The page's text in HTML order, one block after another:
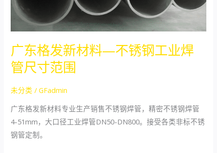
广东格发新材料—不锈钢工业焊
管尺寸范围
未分类 /GFadmin
广东格发新材料专业生产销售不锈钢焊管，精密不锈钢焊管
4-51mm，大口径工业焊管DN50-DN800。接受各类非标不锈
钢管定制。
不
钢
工
业
焊
管
寸
范
围